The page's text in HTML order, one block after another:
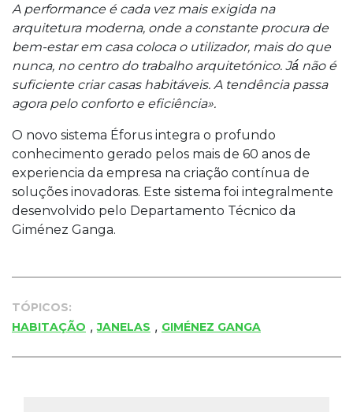
A performance é cada vez mais exigida na
arquitetura moderna, onde a constante procura de
bem-estar em casa coloca o utilizador, mais do que
nunca, no centro do trabalho arquitetónico. Já́ não é
suficiente criar casas habitáveis. A tendência passa
agora pelo conforto e eficiência».
O novo sistema Éforus integra o profundo
conhecimento gerado pelos mais de 60 anos de
experiencia da empresa na criação contínua de
soluções inovadoras. Este sistema foi integralmente
desenvolvido pelo Departamento Técnico da
Giménez Ganga.
TÓPICOS:
HABITAÇÃO ,JANELAS , GIMÉNEZ GANGA